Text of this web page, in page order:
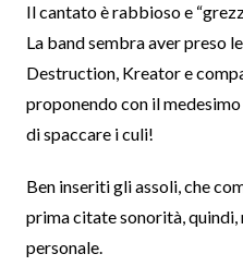
Il cantato è rabbioso e
La band sembra aver preso
Destruction, Kreator e
proponendo con il
di spaccare i culi!
Ben inseriti gli assoli, che
prima citate sonorità,
personale.